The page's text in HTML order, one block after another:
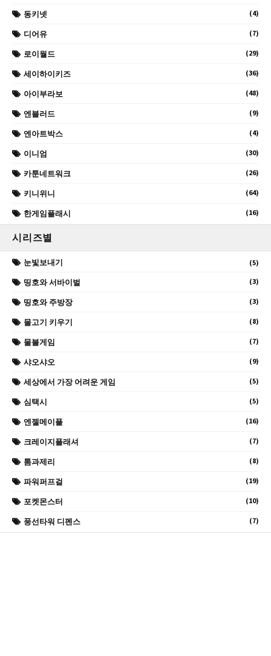
동키넷 (4)
디어유 (7)
로이월드 (29)
세이하이키즈 (36)
아이부라보 (48)
엔블러드 (9)
엔아트박스 (4)
이니엄 (30)
카툰네트워크 (26)
키니위니 (64)
한게임플래시 (16)
시리즈별
눈빛보내기 (5)
띵호와 서바이벌 (3)
띵호와 주방장 (3)
물고기 키우기 (8)
물불게임 (7)
샤오샤오 (9)
세상에서 가장 어려운 게임 (5)
심택시 (5)
엔젤메이플 (16)
크레이지플래셔 (7)
톰과제리 (8)
파워퍼프걸 (19)
포켓몬스터 (10)
풍선타워 디펜스 (7)